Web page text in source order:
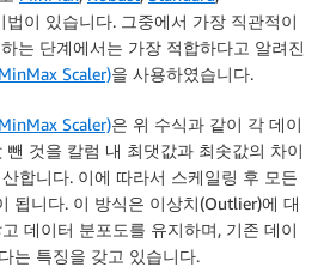
이 있습니다. 그중에서 가장 직관적이
는 단계에서는 가장 적합하다고 알려진
Scaler)을 사용하였습니다.
Scaler)은 위 수식과 같이 각 데이
뺀 것을 칼럼 내 최댓값과 최솟값의 차이
합니다. 이에 따라서 스케일링 후 모든
됩니다. 이 방식은 이상치(Outlier)에 대
데이터 분포도를 유지하며, 기존 데이
는 특징을 갖고 있습니다.